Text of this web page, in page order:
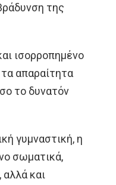
της
ισορροπημένο
απαραίτητα
το δυνατόν
γυμναστική, η
σωματικά,
αλλά και